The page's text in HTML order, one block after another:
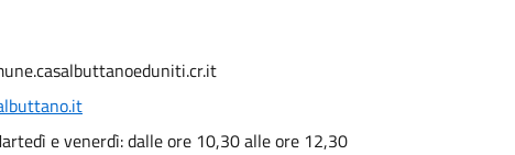
e venerdì: dalle ore 10,30 alle ore 12,30